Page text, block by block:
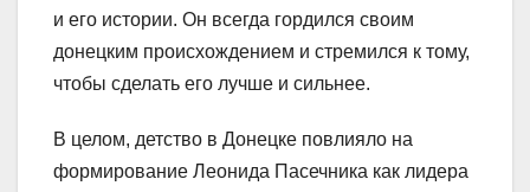
и его истории. Он всегда гордился своим
донецким происхождением и стремился к тому,
чтобы сделать его лучше и сильнее.
В целом, детство в Донецке повлияло на
формирование Леонида Пасечника как лидера